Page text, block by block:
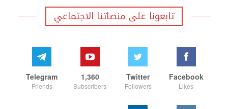
تابعونا على منصاتنا الاجتماعي
Facebook
Likes
Twitter
Followers
1,360
Subscribers
Telegram
Friends